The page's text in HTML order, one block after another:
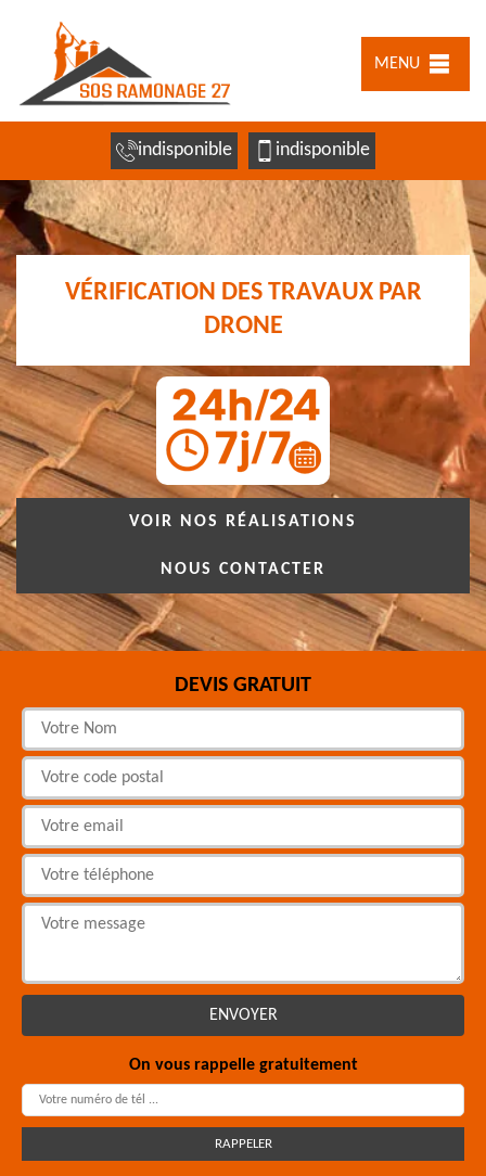
MENU
indisponible indisponible
VÉRIFICATION DES TRAVAUX PAR
DRONE
VOIR NOS RÉALISATIONS
NOUS CONTACTER
DEVIS GRATUIT
On vous rappelle gratuitement